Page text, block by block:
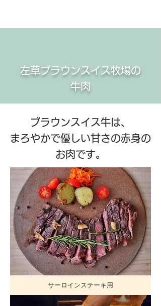
左草ブラウンスイス牧場の
牛肉
ブラウンスイス牛は、
まろやかで優しい甘さの赤身の
お肉です。
サーロインステーキ用